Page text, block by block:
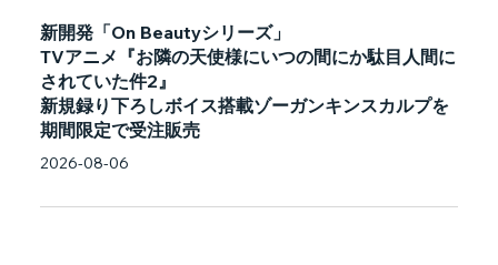
新開発「On Beautyシリーズ」
TVアニメ『お隣の天使様にいつの間にか駄目人間に
されていた件2』
新規録り下ろしボイス搭載ゾーガンキンスカルプを
期間限定で受注販売
2026-08-06